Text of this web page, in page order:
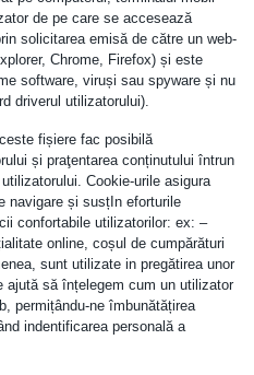
de pe care se accesează
solicitarea emisă de către un web-
Chrome, Firefox) și este
software, viruși sau spyware și nu
driverul utilizatorului).
fișiere fac posibilă
și praţentarea conținutului întrun
Cookie-urile asigura
navigare și susțIn eforturile
confortabile utilizatorilor: ex: –
online, coșul de cumpărături
sunt utilizate in pregătirea unor
ajută să înțelegem cum un utilizator
permițându-ne îmbunătățirea
indentificarea personală a